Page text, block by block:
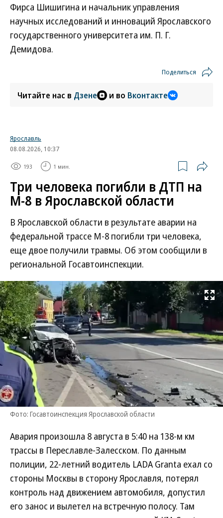
Фирса Шишигина и начальник управления
научных исследований и инноваций Ярославского
государственного университета им. П. Г.
Демидова.
Поделиться
Читайте нас в Дзене и во Вконтакте
Ярославль
08.08.2026, 10:37
193 1 мин.
Три человека погибли в ДТП на
М-8 в Ярославской области
В Ярославской области в результате аварии на
федеральной трассе М-8 погибли три человека,
еще двое получили травмы. Об этом сообщили в
региональной Госавтоинспекции.
Развернуть
Фото: Госавтоинспекция Ярославской области
Авария произошла 8 августа в 5:40 на 138-м км
трассы в Переславле-Залесском. По данным
полиции, 22-летний водитель LADA Granta ехал со
стороны Москвы в сторону Ярославля, потерял
контроль над движением автомобиля, допустил
его занос и вылетел на встречную полосу. Там